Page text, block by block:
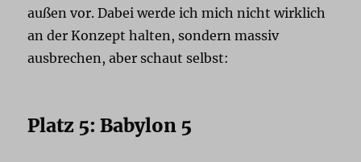
außen vor. Dabei werde ich mich nicht wirklich
an der Konzept halten, sondern massiv
ausbrechen, aber schaut selbst:
Platz 5: Babylon 5